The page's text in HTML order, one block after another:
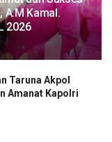
A.M Kamal.
2026
Taruna Akpol
Amanat Kapolri